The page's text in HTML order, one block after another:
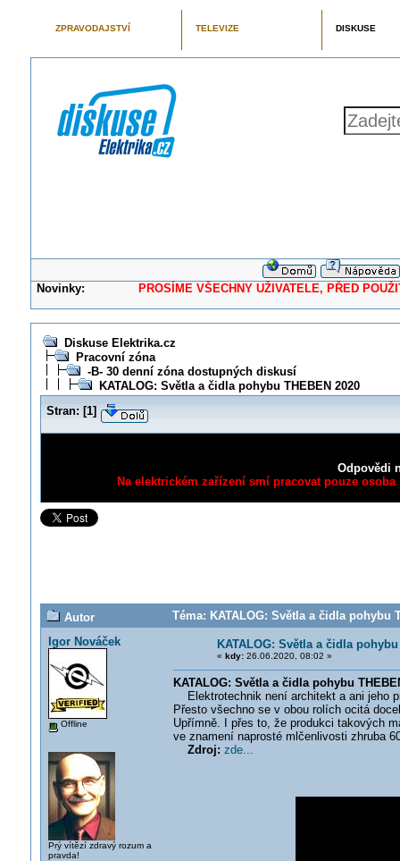
ZPRAVODAJSTVÍ TELEVIZE DISKUSE
Novinky: PROSÍME VŠECHNY UŽIVATELE, PŘED
Diskuse Elektrika.cz
Pracovní zóna
-B- 30 denní zóna dostupných diskusí
KATALOG: Světla a čidla pohybu THEBEN 2020
Stran: [1]
Odpovědi
Na elektrickém zařízení smí pracovat pouze
Autor
Téma: KATALOG: Světla a čidla pohybu
Igor Nováček
Offline
Prý vítězí zdravý rozum a
pravda!
KATALOG: Světla a čidla pohybu
« kdy:26.06.2020, 08:02 »
KATALOG: Světla a čidla pohybu
Elektrotechnik není architekt a ani jeho
Přesto všechno se v obou rolích ocitá
Upřímně. I přes to, že produkci takových
ve znamení naprosté mlčenlivosti zhruba
Zdroj: zde...